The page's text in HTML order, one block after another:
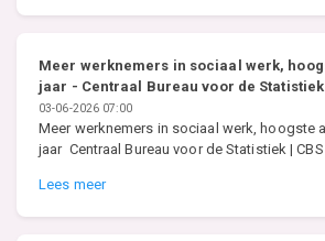
Meer werknemers in sociaal werk,
jaar - Centraal Bureau voor de Statistiek
03-06-2026 07:00
Meer werknemers in sociaal werk, hoogste
jaar Centraal Bureau voor de Statistiek | CBS
Lees meer